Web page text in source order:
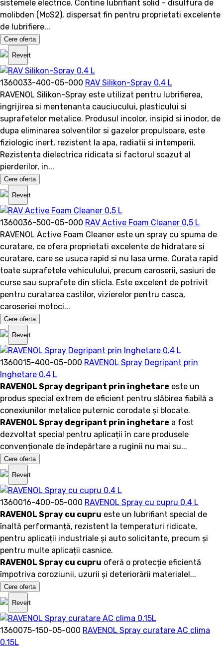
sistemele electrice. Contine lubrifiant solid - disulfura de
molibden (MoS2), dispersat fin pentru proprietati excelente
de lubrifiere...
Cere oferta
Revert
1360033-400-05-000 RAV Silikon-Spray 0.4 L
RAVENOL Silikon-Spray este utilizat pentru lubrifierea,
ingrijirea si mentenanta cauciucului, plasticului si
suprafetelor metalice. Produsul incolor, insipid si inodor, de
dupa eliminarea solventilor si gazelor propulsoare, este
fiziologic inert, rezistent la apa, radiatii si intemperii.
Rezistenta dielectrica ridicata si factorul scazut al
pierderilor, in...
Cere oferta
Revert
1360036-500-05-000 RAV Active Foam Cleaner 0,5 L
RAVENOL Active Foam Cleaner este un spray cu spuma de
curatare, ce ofera proprietati excelente de hidratare si
curatare, care se usuca rapid si nu lasa urme. Curata rapid
toate suprafetele vehiculului, precum caroserii, sasiuri de
curse sau suprafete din sticla. Este excelent de potrivit
pentru curatarea castilor, vizierelor pentru casca,
caroseriei motoci...
Cere oferta
Revert
1360015-400-05-000 RAVENOL Spray Degripant prin
Inghetare 0.4 L
RAVENOL Spray degripant prin inghetare este un
produs special extrem de eficient pentru slăbirea fiabilă a
conexiunilor metalice puternic corodate și blocate.
RAVENOL Spray degripant prin inghetare a fost
dezvoltat special pentru aplicații în care produsele
convenționale de îndepărtare a ruginii nu mai su...
Cere oferta
Revert
1360016-400-05-000 RAVENOL Spray cu cupru 0.4 L
RAVENOL Spray cu cupru este un lubrifiant special de
înaltă performanță, rezistent la temperaturi ridicate,
pentru aplicații industriale și auto solicitante, precum și
pentru multe aplicații casnice.
RAVENOL Spray cu cupru oferă o protecție eficientă
împotriva coroziunii, uzurii și deteriorării materialel...
Cere oferta
Revert
1360075-150-05-000 RAVENOL Spray curatare AC clima
0.15L